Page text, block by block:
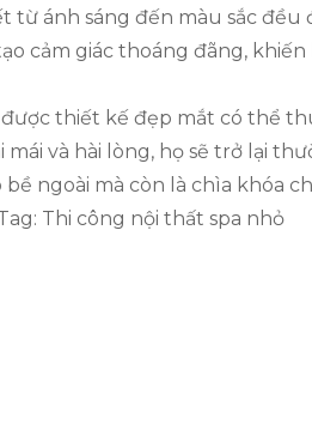
ánh sáng đến màu sắc đều
cảm giác thoáng đãng, khiến
thiết kế đẹp mắt có thể
và hài lòng, họ sẽ trở lại
ngoài mà còn là chìa khóa
Thi công nội thất spa nhỏ